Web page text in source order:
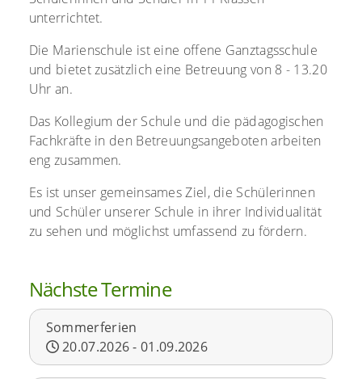
unterrichtet.
Die Marienschule ist eine offene Ganztagsschule
und bietet zusätzlich eine Betreuung von 8 - 13.20
Uhr an.
Das Kollegium der Schule und die pädagogischen
Fachkräfte in den Betreuungsangeboten arbeiten
eng zusammen.
Es ist unser gemeinsames Ziel, die Schülerinnen
und Schüler unserer Schule in ihrer Individualität
zu sehen und möglichst umfassend zu fördern.
Nächste Termine
Sommerferien
20.07.2026 - 01.09.2026